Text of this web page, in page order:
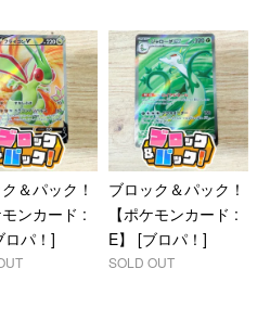
＆パック！
モンカード :
ロパ！]
ブロック＆パック！
【ポケモンカード :
E】 [ブロパ！]
SOLD OUT